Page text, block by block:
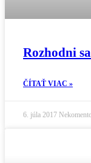
Rozhodni
ČÍTAŤ VIAC »
6. júla 2017